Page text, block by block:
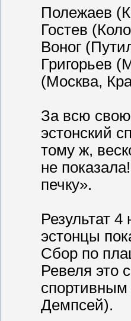
Полежаев
Гостев
Воног
Григорьев
(Москва,
За всю
эстонский
тому ж,
не
печку».
Результат
эстонцы
Сбор по
Ревеля это
спортивным
Демпсей).